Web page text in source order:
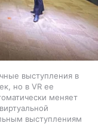
выступления в
но в VR ее
меняет
выступлениям